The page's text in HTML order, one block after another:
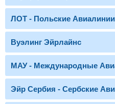
ЛОТ - Польские Авиалинии
Вуэлинг Эйрлайнс
МАУ - Международные
Эйр Сербия - Сербские